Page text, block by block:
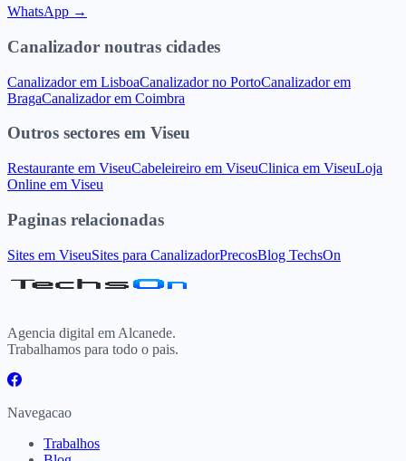
WhatsApp →
Canalizador noutras cidades
Canalizador em LisboaCanalizador no PortoCanalizador em
BragaCanalizador em Coimbra
Outros sectores em Viseu
Restaurante em ViseuCabeleireiro em ViseuClinica em ViseuLoja
Online em Viseu
Paginas relacionadas
Sites em ViseuSites para CanalizadorPrecosBlog TechsOn
Agencia digital em Alcanede.
Trabalhamos para todo o pais.
Navegacao
Trabalhos